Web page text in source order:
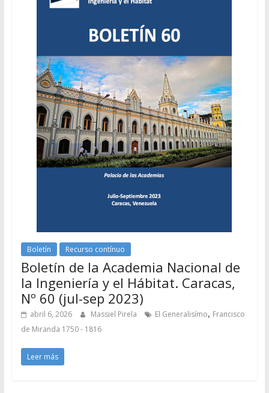
Boletín Recurso contínuo
Boletín de la Academia Nacional de
la Ingeniería y el Hábitat. Caracas,
Nº 60 (jul-sep 2023)
abril 6, 2026 Massiel Pirela El Generalisímo, Francisco
de Miranda 1750 - 1816
Leer más